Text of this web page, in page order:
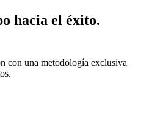
hacia el éxito.
con una metodología exclusiva